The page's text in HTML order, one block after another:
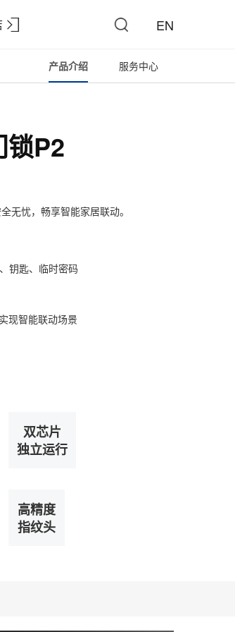
EN
产品介绍 服务中心
锁P2
无忧，畅享智能家居联动。
钥匙、临时密码
现智能联动场景
双芯片
独立运行
高精度
指纹头